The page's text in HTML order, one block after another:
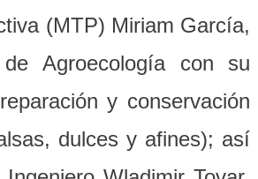
(MTP) Miriam García,
de Agroecología con su
y conservación
dulces y afines); así